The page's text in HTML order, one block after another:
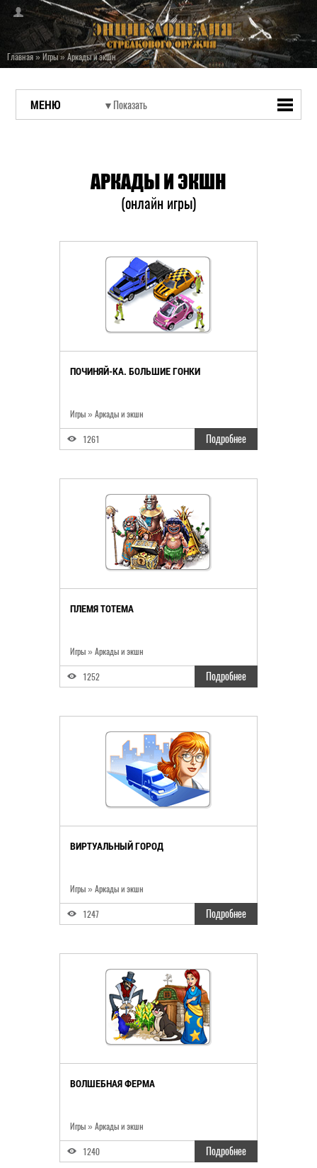
Главная»Игры»Аркады и экшн
МЕНЮ
АРКАДЫ И ЭКШН
(онлайн игры)
ПОЧИНЯЙ-КА. БОЛЬШИЕ ГОНКИ
Игры» Аркады и экшн
1261 Подробнее
ПЛЕМЯ ТОТЕМА
Игры» Аркады и экшн
1252 Подробнее
ВИРТУАЛЬНЫЙ ГОРОД
Игры» Аркады и экшн
1247 Подробнее
ВОЛШЕБНАЯ ФЕРМА
Игры» Аркады и экшн
1240 Подробнее